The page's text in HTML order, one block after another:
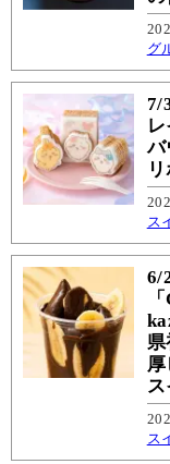
グ
7/
バ
ス
6/
県
ス
ス